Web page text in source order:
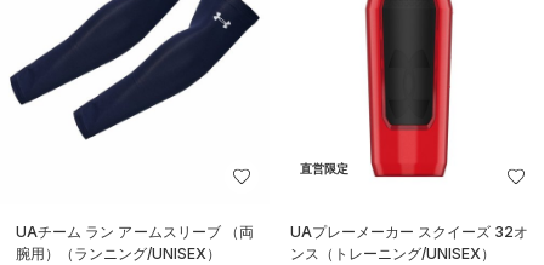
UAチーム ラン アームスリーブ （両
腕用）（ランニング/UNISEX）
直営限定
UAプレーメーカー スクイーズ 32オ
ンス（トレーニング/UNISEX）